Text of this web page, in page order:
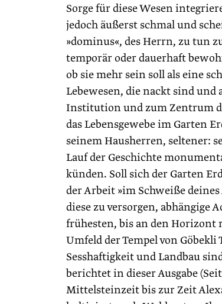
Sorge für diese Wesen
jedoch äußerst schmal und
»dominus«, des Herrn, zu tun
temporär oder dauerhaft
ob sie mehr sein soll als eine
Lebewesen, die nackt sind und
Institution und zum Zentrum
das Lebensgewebe im Garten
seinem Hausherren, seltener:
Lauf der Geschichte
künden. Soll sich der Garten
der Arbeit »im Schweiße
diese zu versorgen,
frühesten, bis an den Horizont
Umfeld der Tempel von
Sesshaftigkeit und Landbau
berichtet in dieser Ausgabe
Mittelsteinzeit bis zur Zeit